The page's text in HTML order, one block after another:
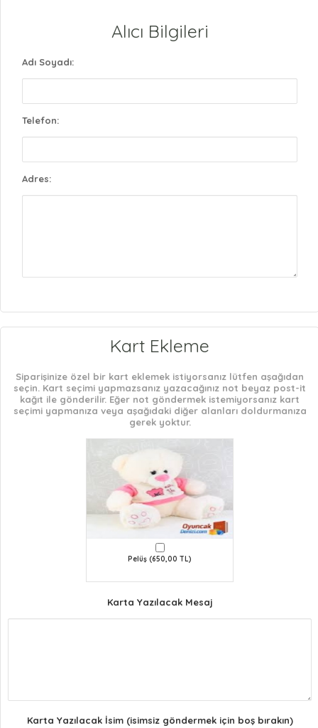
Alıcı Bilgileri
Adı Soyadı:
Telefon:
Adres:
Kart Ekleme
Siparişinize özel bir kart eklemek istiyorsanız lütfen aşağıdan
seçin. Kart seçimi yapmazsanız yazacağınız not beyaz post-it
kağıt ile gönderilir. Eğer not göndermek istemiyorsanız kart
seçimi yapmanıza veya aşağıdaki diğer alanları doldurmanıza
gerek yoktur.
Pelüş (650,00 TL)
Karta Yazılacak Mesaj
Karta Yazılacak İsim (isimsiz göndermek için boş bırakın)